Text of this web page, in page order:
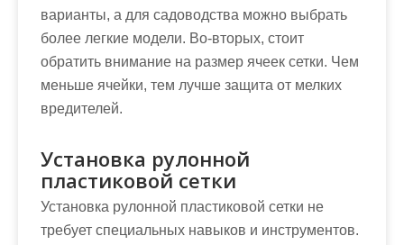
варианты, а для садоводства можно выбрать
более легкие модели. Во-вторых, стоит
обратить внимание на размер ячеек сетки. Чем
меньше ячейки, тем лучше защита от мелких
вредителей.
Установка рулонной
пластиковой сетки
Установка рулонной пластиковой сетки не
требует специальных навыков и инструментов.